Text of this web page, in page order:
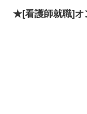
★[看護師就職]